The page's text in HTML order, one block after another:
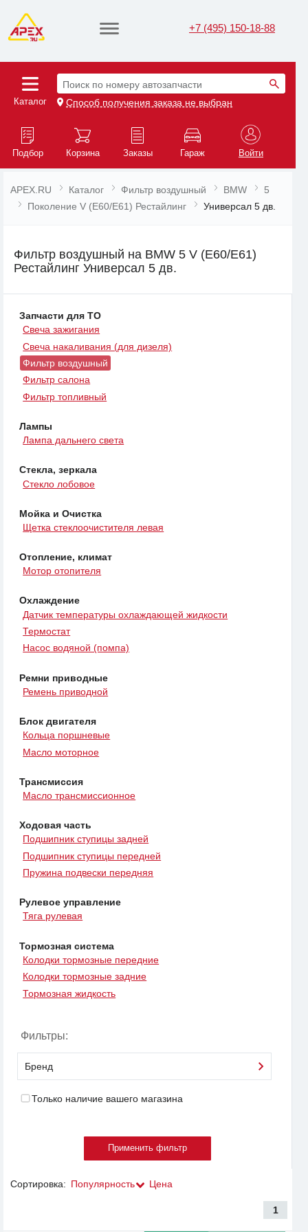
+7 (495) 150-18-88
Каталог
Поиск по номеру автозапчасти
Способ получения заказа не выбран
Подбор Корзина Заказы Гараж Войти
APEX.RU Каталог Фильтр воздушный BMW
5
Поколение V (E60/E61) Рестайлинг
Универсал 5 дв.
Фильтр воздушный на BMW 5 V (E60/E61)
Рестайлинг Универсал 5 дв.
Запчасти для ТО
Свеча зажигания
Свеча накаливания (для дизеля)
Фильтр воздушный
Фильтр салона
Фильтр топливный
Лампы
Лампа дальнего света
Стекла, зеркала
Стекло лобовое
Мойка и Очистка
Щетка стеклоочистителя левая
Отопление, климат
Мотор отопителя
Охлаждение
Датчик температуры охлаждающей жидкости
Термостат
Насос водяной (помпа)
Ремни приводные
Ремень приводной
Блок двигателя
Кольца поршневые
Масло моторное
Трансмиссия
Масло трансмиссионное
Ходовая часть
Подшипник ступицы задней
Подшипник ступицы передней
Пружина подвески передняя
Рулевое управление
Тяга рулевая
Тормозная система
Колодки тормозные передние
Колодки тормозные задние
Тормозная жидкость
Фильтры:
Бренд
Только наличие вашего магазина
Сортировка: Популярность Цена
1